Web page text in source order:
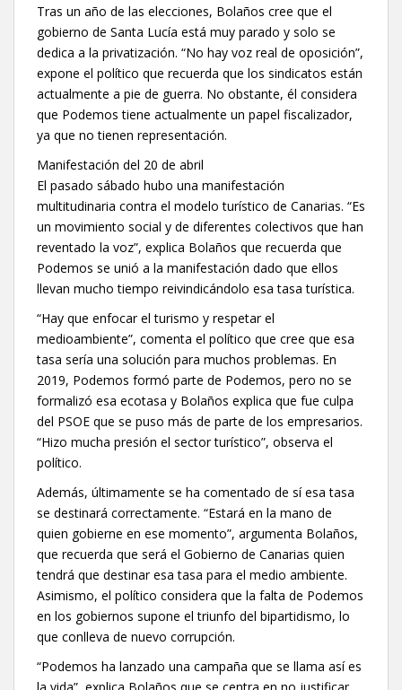
Tras un año de las elecciones, Bolaños cree que el
gobierno de Santa Lucía está muy parado y solo se
dedica a la privatización. “No hay voz real de oposición”,
expone el político que recuerda que los sindicatos están
actualmente a pie de guerra. No obstante, él considera
que Podemos tiene actualmente un papel fiscalizador,
ya que no tienen representación.
Manifestación del 20 de abril
El pasado sábado hubo una manifestación
multitudinaria contra el modelo turístico de Canarias. “Es
un movimiento social y de diferentes colectivos que han
reventado la voz”, explica Bolaños que recuerda que
Podemos se unió a la manifestación dado que ellos
llevan mucho tiempo reivindicándolo esa tasa turística.
“Hay que enfocar el turismo y respetar el
medioambiente”, comenta el político que cree que esa
tasa sería una solución para muchos problemas. En
2019, Podemos formó parte de Podemos, pero no se
formalizó esa ecotasa y Bolaños explica que fue culpa
del PSOE que se puso más de parte de los empresarios.
“Hizo mucha presión el sector turístico”, observa el
político.
Además, últimamente se ha comentado de sí esa tasa
se destinará correctamente. “Estará en la mano de
quien gobierne en ese momento”, argumenta Bolaños,
que recuerda que será el Gobierno de Canarias quien
tendrá que destinar esa tasa para el medio ambiente.
Asimismo, el político considera que la falta de Podemos
en los gobiernos supone el triunfo del bipartidismo, lo
que conlleva de nuevo corrupción.
“Podemos ha lanzado una campaña que se llama así es
la vida”, explica Bolaños que se centra en no justificar